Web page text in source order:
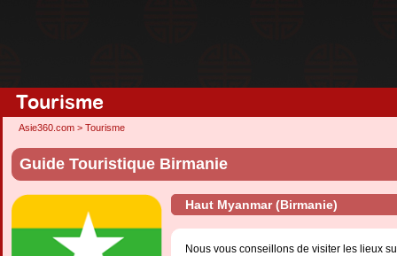
Tourisme
Asie360.com > Tourisme
Guide Touristique Birmanie
Haut Myanmar (Birmanie)
Nous vous conseillons de visiter les lieux